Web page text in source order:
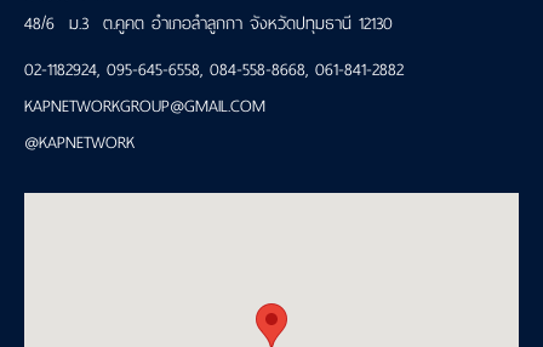
48/6 ม.3 ต.คูคต อำเภอลำลูกกา จังหวัดปทุมธานี 12130
02-1182924, 095-645-6558, 084-558-8668, 061-841-2882
KAPNETWORKGROUP@GMAIL.COM
@KAPNETWORK